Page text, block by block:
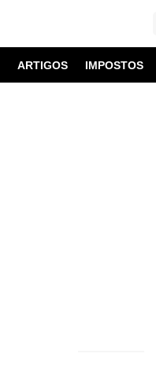
ARTIGOS IMPOSTOS